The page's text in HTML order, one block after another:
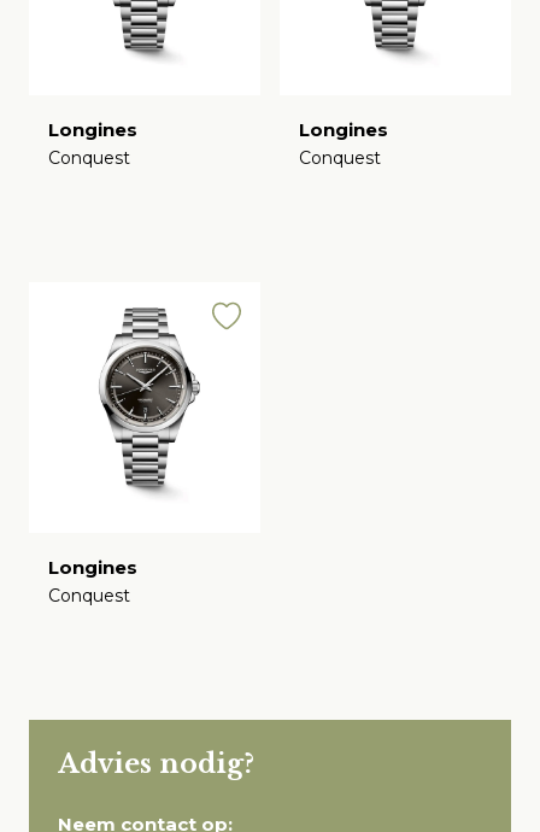
Longines
Conquest
Longines
Conquest
Longines
Conquest
Advies nodig?
Neem contact op: